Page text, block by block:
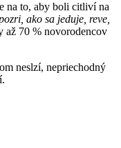
na to, aby boli citliví na
ako sa jeduje, reve,
až 70 % novorodencov
neslzí, nepriechodný